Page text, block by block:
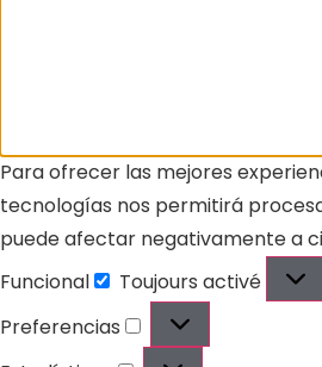
Para ofrecer las mejores
tecnologías nos permitirá
puede afectar negativamente a
Funcional
Toujours activé
Preferencias